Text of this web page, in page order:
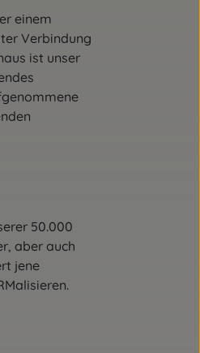
einem
Verbindung
ist unser
50.000
aber auch
jene